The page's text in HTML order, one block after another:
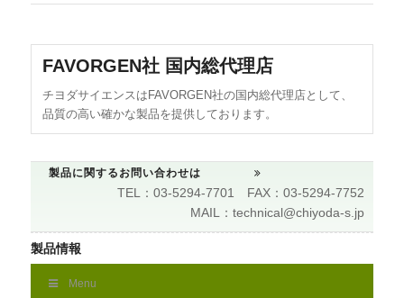
FAVORGEN社 国内総代理店
チヨダサイエンスはFAVORGEN社の国内総代理店として、
品質の高い確かな製品を提供しております。
製品に関するお問い合わせは
TEL：03-5294-7701 FAX：03-5294-7752
MAIL：technical@chiyoda-s.jp
製品情報
Menu